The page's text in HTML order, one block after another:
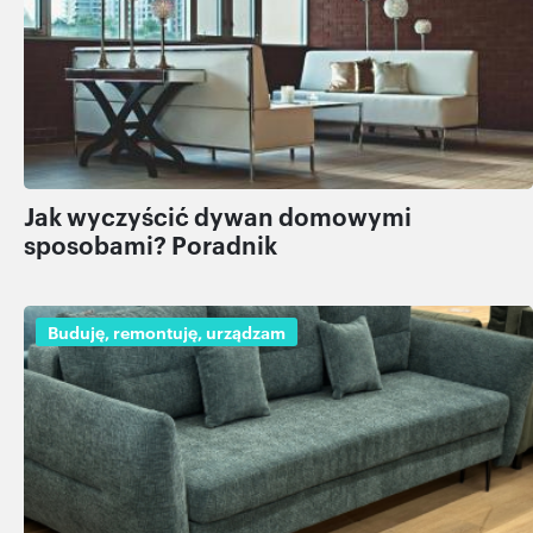
otrzymanymi od Ciebie lub uzyskanymi podczas
korzystania z ich usług.
Jak wyczyścić dywan domowymi
sposobami? Poradnik
Buduję, remontuję, urządzam